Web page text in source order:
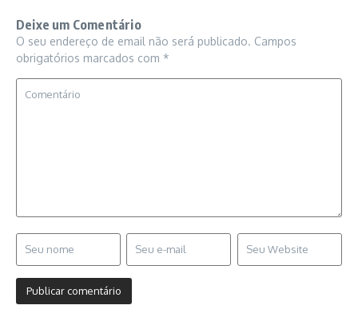
Deixe um Comentário
O seu endereço de email não será publicado. Campos
obrigatórios marcados com *